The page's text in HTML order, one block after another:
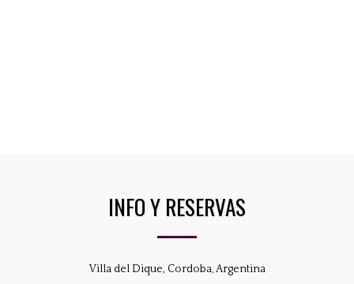
INFO Y RESERVAS
Villa del Dique, Cordoba, Argentina